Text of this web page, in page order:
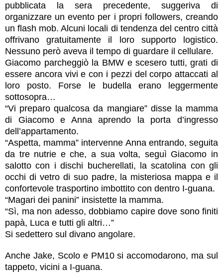
pubblicata la sera precedente, suggeriva di
organizzare un evento per i propri followers, creando
un flash mob. Alcuni locali di tendenza del centro città
offrivano gratuitamente il loro supporto logistico.
Nessuno però aveva il tempo di guardare il cellulare.
Giacomo parcheggiò la BMW e scesero tutti, grati di
essere ancora vivi e con i pezzi del corpo attaccati al
loro posto. Forse le budella erano leggermente
sottosopra…
“Vi preparo qualcosa da mangiare” disse la mamma
di Giacomo e Anna aprendo la porta d’ingresso
dell’appartamento.
“Aspetta, mamma” intervenne Anna entrando, seguita
da tre nutrie e che, a sua volta, seguì Giacomo in
salotto con i dischi bucherellati, la scatolina con gli
occhi di vetro di suo padre, la misteriosa mappa e il
confortevole trasportino imbottito con dentro I-guana.
“Magari dei panini” insistette la mamma.
“Sì, ma non adesso, dobbiamo capire dove sono finiti
papà, Luca e tutti gli altri…”
Si sedettero sul divano angolare.
Anche Jake, Scolo e PM10 si accomodarono, ma sul
tappeto, vicini a I-guana.